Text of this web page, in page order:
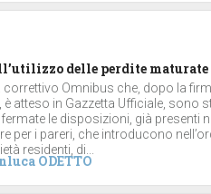
delle perdite maturate
correttivo Omnibus che, dopo la
è atteso in Gazzetta Ufficiale, sono
le disposizioni, già presenti
per i pareri, che introducono
residenti, di...
ODETTO